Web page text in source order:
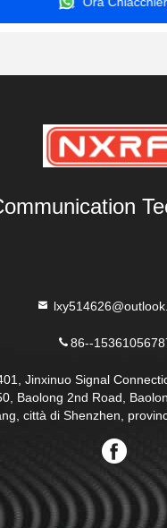
86--
Jinxinuo Signal
Baolong 2nd Road,
città di Shenzhen,